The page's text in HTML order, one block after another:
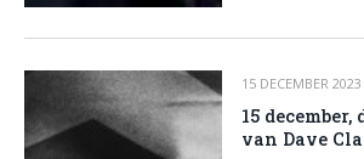
15 DECEMBER 2023
15
van Dave